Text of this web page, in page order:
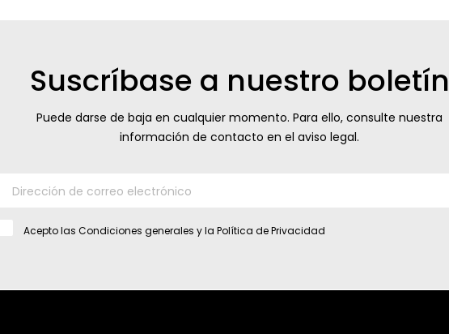
Suscríbase a nuestro boletín
Puede darse de baja en cualquier momento. Para ello, consulte nuestra
información de contacto en el aviso legal.
Acepto las Condiciones generales y la Política de Privacidad